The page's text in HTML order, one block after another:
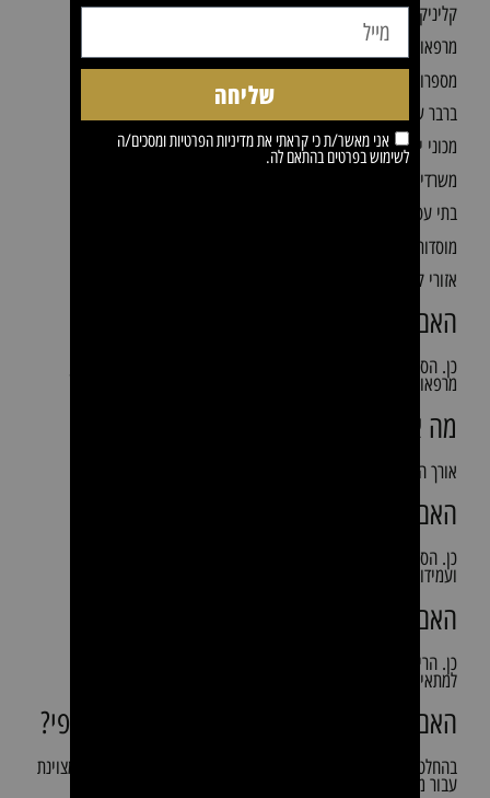
קליניקות
מרפאות
מספרות
ברבר שופ
מכוני יופי
משרדים
בתי עסק
מוסדות ציבוריים
אזורי קבלה
האם הספה מתאימה לחדרי המתנה?
כן. הספה תוכננה במיוחד עבור חדרי המתנה, אזורי קבלה, קליניקות,
מרפאות ומשרדים.
מה אורך הספה?
אורך הספה הוא 1.8 מטר ומאפשר ישיבה נוחה למספר אנשים.
האם המסגרת עשויה מתכת?
כן. הספה כוללת מסגרת מתכת חזקה בגימור שחור המעניקה יציבות
ועמידות לאורך זמן.
האם הריפוד קל לניקוי?
כן. הריפוד מתאים לניקוי ותחזוקה שוטפת, דבר ההופך את הספה
למתאימה לשימוש יומיומי.
האם הספה מתאימה גם למספרות ומכוני יופי?
בהחלט. העיצוב המודרני והעמידות הגבוהה הופכים אותה לבחירה מצוינת
עבור מספרות, ברבר שופ, מכוני יופי, קליניקות ומשרדים.
אני מאשר/ת כי קראתי אתמדיניות הפרטיותומסכים/ה
לשימוש בפרטים בהתאם לה.
שליחה